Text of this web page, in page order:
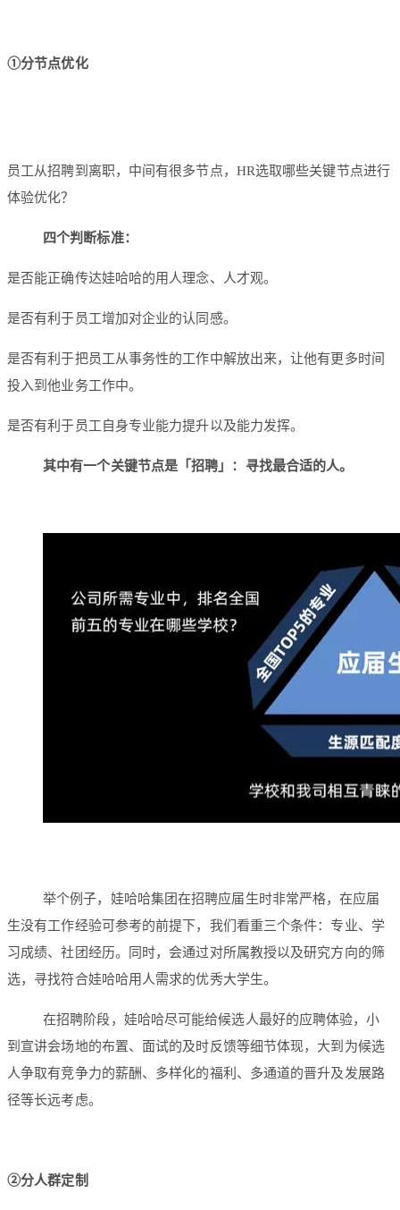
①分节点优化
员工从招聘到离职，中间有很多节点，HR选取哪些关键节点进行
体验优化？
四个判断标准：
是否能正确传达娃哈哈的用人理念、人才观。
是否有利于员工增加对企业的认同感。
是否有利于把员工从事务性的工作中解放出来，让他有更多时间
投入到他业务工作中。
是否有利于员工自身专业能力提升以及能力发挥。
其中有一个关键节点是「招聘」：寻找最合适的人。
举个例子，娃哈哈集团在招聘应届生时非常严格，在应届
生没有工作经验可参考的前提下，我们看重三个条件：专业、学
习成绩、社团经历。同时，会通过对所属教授以及研究方向的筛
选，寻找符合娃哈哈用人需求的优秀大学生。
在招聘阶段，娃哈哈尽可能给候选人最好的应聘体验，小
到宣讲会场地的布置、面试的及时反馈等细节体现，大到为候选
人争取有竞争力的薪酬、多样化的福利、多通道的晋升及发展路
径等长远考虑。
②分人群定制